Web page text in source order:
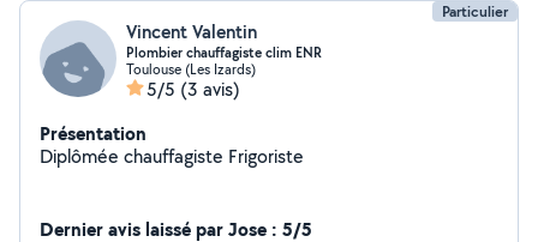
Particulier
Vincent Valentin
Plombier chauffagiste clim ENR
Toulouse (Les Izards)
5/5 (3 avis)
Présentation
Diplômée chauffagiste Frigoriste
Dernier avis laissé par Jose : 5/5